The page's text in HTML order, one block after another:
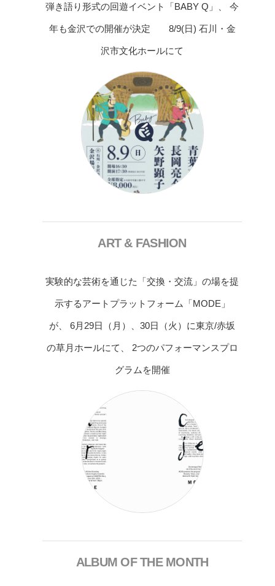
弾き語り形式の回遊イベント「BABY Q」、 今
年も金沢での開催が決定 8/9(日) 石川・金
沢市文化ホールにて
ART & FASHION
実験的な芸術を通じた「交換・交流」の場を提
示するアートプラットフォーム「MODE」
が、 6月29日（月）、30日（火）に東京/赤坂
の草月ホールにて、 2つのパフォーマンスプロ
グラムを開催
ALBUM OF THE MONTH